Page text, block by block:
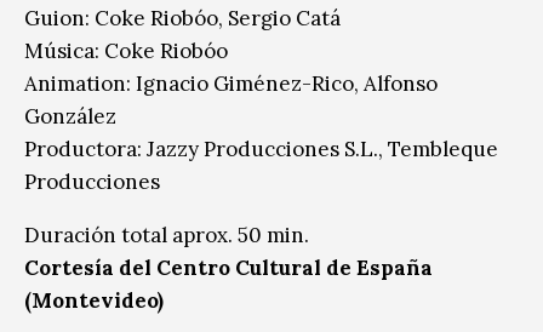
Guion: Coke Riobóo, Sergio Catá
Música: Coke Riobóo
Animation: Ignacio Giménez-Rico, Alfonso
González
Productora: Jazzy Producciones S.L., Tembleque
Producciones
Duración total aprox. 50 min.
Cortesía del Centro Cultural de España
(Montevideo)